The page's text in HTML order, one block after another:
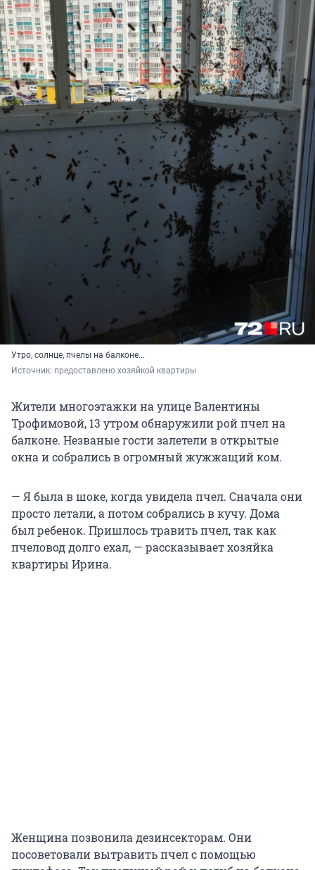
Утро, солнце, пчелы на балконе...
Источник: предоставлено хозяйкой квартиры
Жители многоэтажки на улице Валентины
Трофимовой, 13 утром обнаружили рой пчел на
балконе. Незваные гости залетели в открытые
окна и собрались в огромный жужжащий ком.
— Я была в шоке, когда увидела пчел. Сначала они
просто летали, а потом собрались в кучу. Дома
был ребенок. Пришлось травить пчел, так как
пчеловод долго ехал, — рассказывает хозяйка
квартиры Ирина.
Женщина позвонила дезинсекторам. Они
посоветовали вытравить пчел с помощью